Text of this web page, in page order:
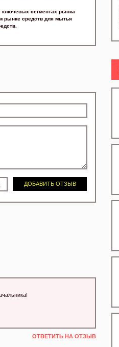
сегментах рынка
рынке средств для мытья
ДОБАВИТЬ ОТЗЫВ
ОТВЕТИТЬ НА ОТЗЫВ